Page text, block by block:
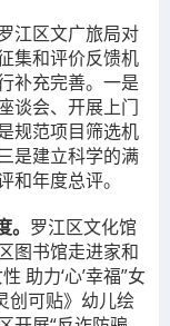
江区文广旅局对
集和评价反馈机
补充完善。一是
谈会、开展上门
规范项目筛选机
是建立科学的满
和年度总评。
罗江区文化馆
图书馆走进家和
助力‘心’幸福”女
创可贴》幼儿绘